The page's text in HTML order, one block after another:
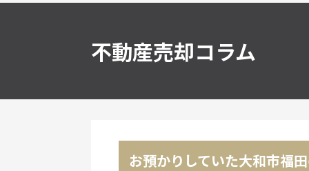
不動産売却コラム
お預かりしていた大和市福